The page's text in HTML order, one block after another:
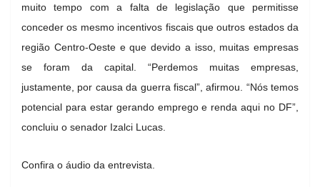
muito tempo com a falta de legislação que permitisse
conceder os mesmo incentivos fiscais que outros estados da
região Centro-Oeste e que devido a isso, muitas empresas
se foram da capital. “Perdemos muitas empresas,
justamente, por causa da guerra fiscal”, afirmou. “Nós temos
potencial para estar gerando emprego e renda aqui no DF”,
concluiu o senador Izalci Lucas.
Confira o áudio da entrevista.